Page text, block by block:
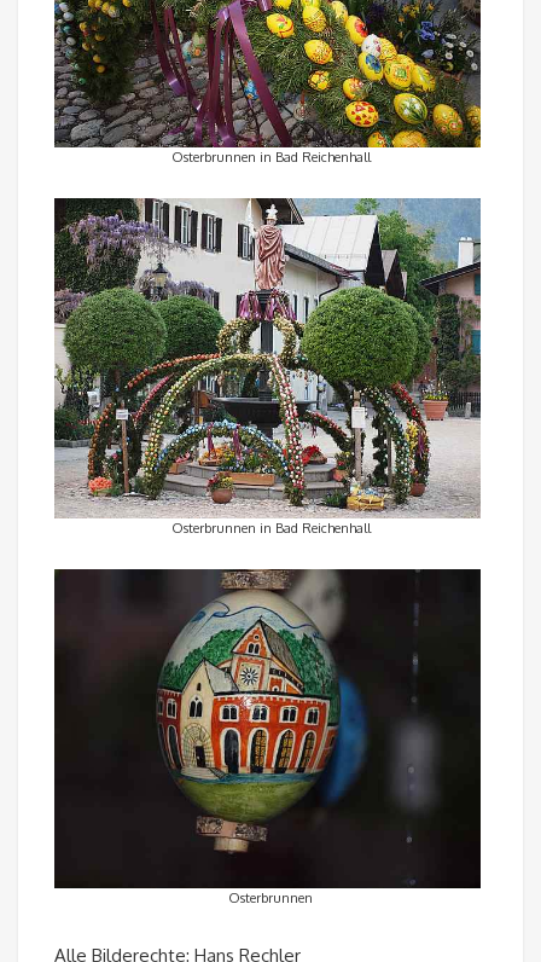
Osterbrunnen in Bad Reichenhall
Osterbrunnen in Bad Reichenhall
Osterbrunnen
Alle Bilderechte: Hans Rechler